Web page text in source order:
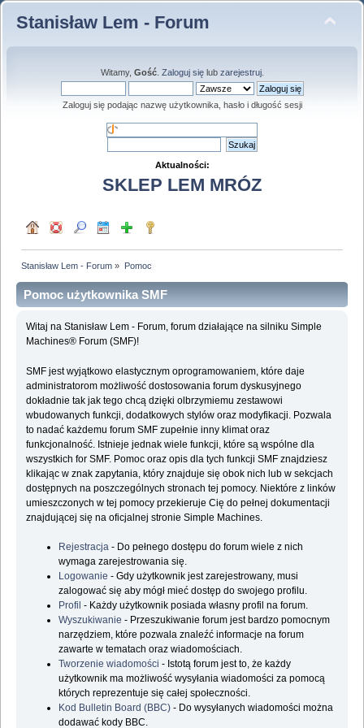
Stanisław Lem - Forum
Witamy, Gość. Zaloguj sięlub zarejestruj.
Zaloguj się podając nazwę użytkownika, hasło i długość sesji
Aktualności:
SKLEP LEM MRÓZ
Stanisław Lem - Forum » Pomoc
Pomoc użytkownika SMF
Witaj na Stanisław Lem - Forum, forum działające na silniku Simple
Machines® Forum (SMF)!
SMF jest wyjątkowo elastycznym oprogramowaniem, które daje
administratorom możliwość dostosowania forum dyskusyjnego
dokładnie tak jak tego chcą dzięki olbrzymiemu zestawowi
wbudowanych funkcji, dodatkowych stylów oraz modyfikacji. Pozwala
to nadać każdemu forum SMF zupełnie inny klimat oraz
funkcjonalność. Istnieje jednak wiele funkcji, które są wspólne dla
wszystkich for SMF. Pomoc oraz opis dla tych funkcji SMF znajdziesz
klikając w znak zapytania, który znajduje się obok nich lub w sekcjach
dostępnych na poszczególnych stronach tej pomocy. Niektóre z linków
umieszczonych w tej pomocy przekieruje Cię do pełnej dokumentacji
znajdującej się na oficjalnej stronie Simple Machines.
Rejestracja - Do pełnego dostępu do forum wiele z nich
wymaga zarejestrowania się.
Logowanie - Gdy użytkownik jest zarejestrowany, musi
zalogować się aby mógł mieć dostęp do swojego profilu.
Profil - Każdy użytkownik posiada własny profil na forum.
Wyszukiwanie - Przeszukiwanie forum jest bardzo pomocnym
narzędziem, które pozwala znaleźć informacje na forum
zawarte w tematach oraz wiadomościach.
Tworzenie wiadomości - Istotą forum jest to, że każdy
użytkownik ma możliwość wysyłania wiadomości za pomocą
których reprezentuje się całej społeczności.
Kod Bulletin Board (BBC) - Do wysyłanych wiadomości można
dodawać kody BBC.